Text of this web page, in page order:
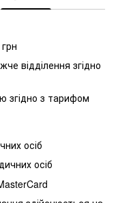
відділення згідно
згідно з тарифом
осіб
осіб